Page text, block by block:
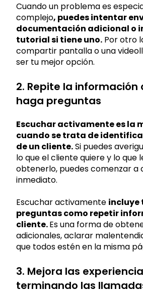
Cuando un problema es
complejo, puedes intentar
documentación adicional o
tutorial si tiene uno. Por otro
compartir pantalla o una
ser tu mejor opción.
2. Repite la información
haga preguntas
Escuchar activamente es la
cuando se trata de
de un cliente.Si puedes
lo que el cliente quiere y lo que
obtenerlo, puedes comenzar a
inmediato.
Escuchar activamente incluye
preguntas como repetir
cliente.Es una forma de
adicionales, aclarar
que todos estén en la misma
3. Mejora las
terminando las